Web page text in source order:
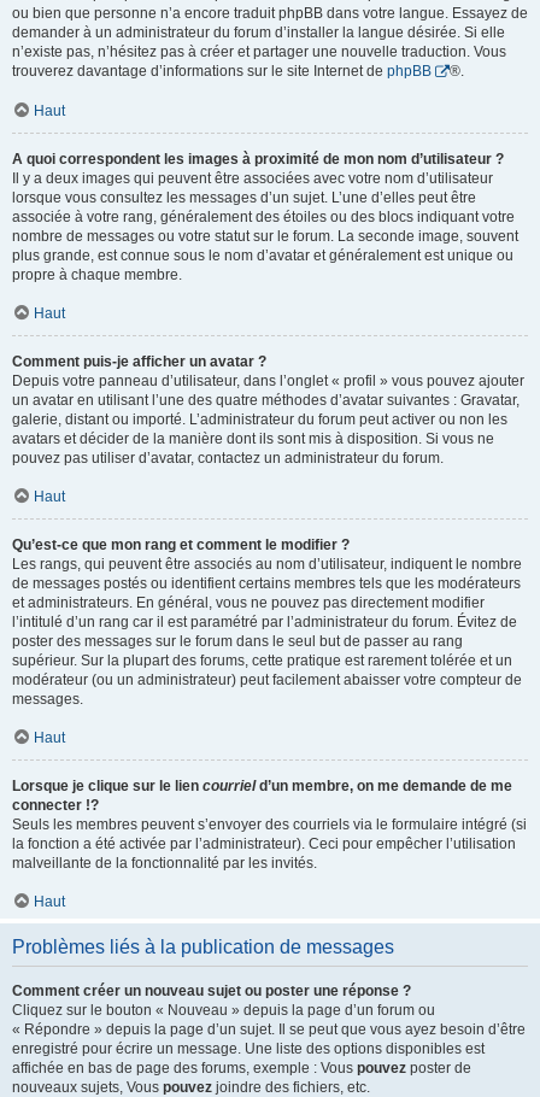
ou bien que personne n’a encore traduit phpBB dans votre langue. Essayez de
demander à un administrateur du forum d’installer la langue désirée. Si elle
n’existe pas, n’hésitez pas à créer et partager une nouvelle traduction. Vous
trouverez davantage d’informations sur le site Internet de phpBB ®.
Haut
A quoi correspondent les images à proximité de mon nom d’utilisateur ?
Il y a deux images qui peuvent être associées avec votre nom d’utilisateur
lorsque vous consultez les messages d’un sujet. L’une d’elles peut être
associée à votre rang, généralement des étoiles ou des blocs indiquant votre
nombre de messages ou votre statut sur le forum. La seconde image, souvent
plus grande, est connue sous le nom d’avatar et généralement est unique ou
propre à chaque membre.
Haut
Comment puis-je afficher un avatar ?
Depuis votre panneau d’utilisateur, dans l’onglet « profil » vous pouvez ajouter
un avatar en utilisant l’une des quatre méthodes d’avatar suivantes : Gravatar,
galerie, distant ou importé. L’administrateur du forum peut activer ou non les
avatars et décider de la manière dont ils sont mis à disposition. Si vous ne
pouvez pas utiliser d’avatar, contactez un administrateur du forum.
Haut
Qu’est-ce que mon rang et comment le modifier ?
Les rangs, qui peuvent être associés au nom d’utilisateur, indiquent le nombre
de messages postés ou identifient certains membres tels que les modérateurs
et administrateurs. En général, vous ne pouvez pas directement modifier
l’intitulé d’un rang car il est paramétré par l’administrateur du forum. Évitez de
poster des messages sur le forum dans le seul but de passer au rang
supérieur. Sur la plupart des forums, cette pratique est rarement tolérée et un
modérateur (ou un administrateur) peut facilement abaisser votre compteur de
messages.
Haut
Lorsque je clique sur le lien courrield’un membre, on me demande de me
connecter !?
Seuls les membres peuvent s’envoyer des courriels via le formulaire intégré (si
la fonction a été activée par l’administrateur). Ceci pour empêcher l’utilisation
malveillante de la fonctionnalité par les invités.
Haut
Problèmes liés à la publication de messages
Comment créer un nouveau sujet ou poster une réponse ?
Cliquez sur le bouton « Nouveau » depuis la page d’un forum ou
« Répondre » depuis la page d’un sujet. Il se peut que vous ayez besoin d’être
enregistré pour écrire un message. Une liste des options disponibles est
affichée en bas de page des forums, exemple : Vous pouvez poster de
nouveaux sujets, Vous pouvez joindre des fichiers, etc.